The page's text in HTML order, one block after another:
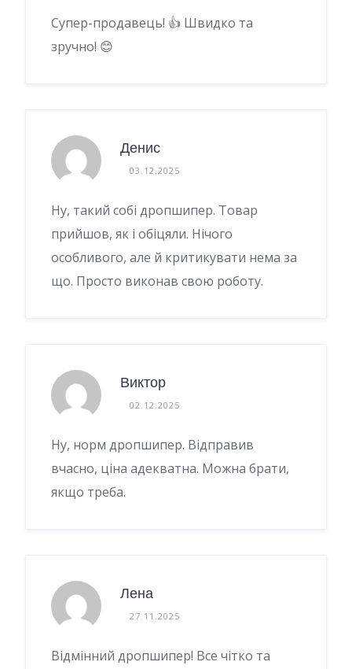
Супер-продавець! 👍 Швидко та
зручно! 😊
Денис
03.12.2025
Ну, такий собі дропшипер. Товар
прийшов, як і обіцяли. Нічого
особливого, але й критикувати нема за
що. Просто виконав свою роботу.
Виктор
02.12.2025
Ну, норм дропшипер. Відправив
вчасно, ціна адекватна. Можна брати,
якщо треба.
Лена
27.11.2025
Відмінний дропшипер! Все чітко та